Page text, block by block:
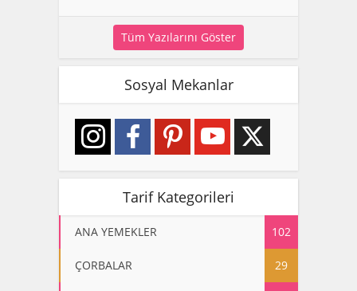
Tüm Yazılarını Göster
Sosyal Mekanlar
Tarif Kategorileri
ANA YEMEKLER 102
ÇORBALAR 29